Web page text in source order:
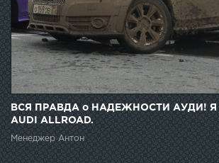
ВСЯ ПРАВДА о НАДЕЖНОСТИ АУДИ! Я
AUDI ALLROAD.
Менеджер Антон